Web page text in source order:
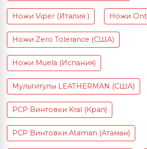
Ножи Viper (Италия ) Ножи
Ножи Zero Tolerance (США)
Ножи Muela (Испания)
Мультитулы LEATHERMAN (США)
PCP Винтовки Kral (Крал)
PCP Винтовки Ataman (Атаман)